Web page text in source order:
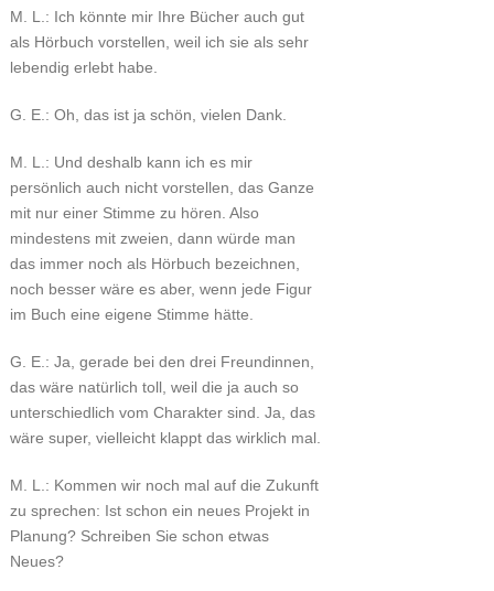
M. L.: Ich könnte mir Ihre Bücher auch gut
als Hörbuch vorstellen, weil ich sie als sehr
lebendig erlebt habe.
G. E.: Oh, das ist ja schön, vielen Dank.
M. L.: Und deshalb kann ich es mir
persönlich auch nicht vorstellen, das Ganze
mit nur einer Stimme zu hören. Also
mindestens mit zweien, dann würde man
das immer noch als Hörbuch bezeichnen,
noch besser wäre es aber, wenn jede Figur
im Buch eine eigene Stimme hätte.
G. E.: Ja, gerade bei den drei Freundinnen,
das wäre natürlich toll, weil die ja auch so
unterschiedlich vom Charakter sind. Ja, das
wäre super, vielleicht klappt das wirklich mal.
M. L.: Kommen wir noch mal auf die Zukunft
zu sprechen: Ist schon ein neues Projekt in
Planung? Schreiben Sie schon etwas
Neues?